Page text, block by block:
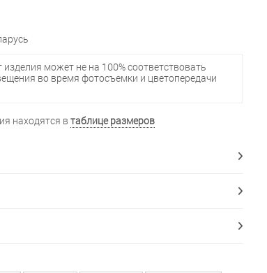
изделия может не на 100% соответствовать
во время фотосъемки и цветопередачи
находятся в таблице размеров